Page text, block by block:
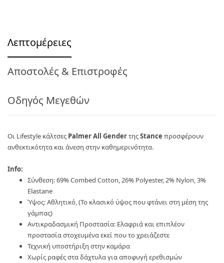
Λεπτομέρειες
Αποστολές & Επιστροφές
Οδηγός Μεγεθών
Οι Lifestyle κάλτσες Palmer All GenderτηςStance προσφέρουν
ανθεκτικότητα και άνεση στην καθημερινότητα.
Info:
Σύνθεση: 69% Combed Cotton, 26% Polyester, 2% Nylon, 3%
Elastane
Ύψος: Αθλητικό, (Το κλασικό ύψος που φτάνει στη μέση της
γάμπας)
Αντικραδασμική Προστασία: Ελαφριά και επιπλέον
προστασία στοχευμένα εκεί που το χρειάζεστε
Τεχνική υποστήριξη στην καμάρα
Χωρίς ραφές στα δάχτυλα για αποφυγή ερεθισμών